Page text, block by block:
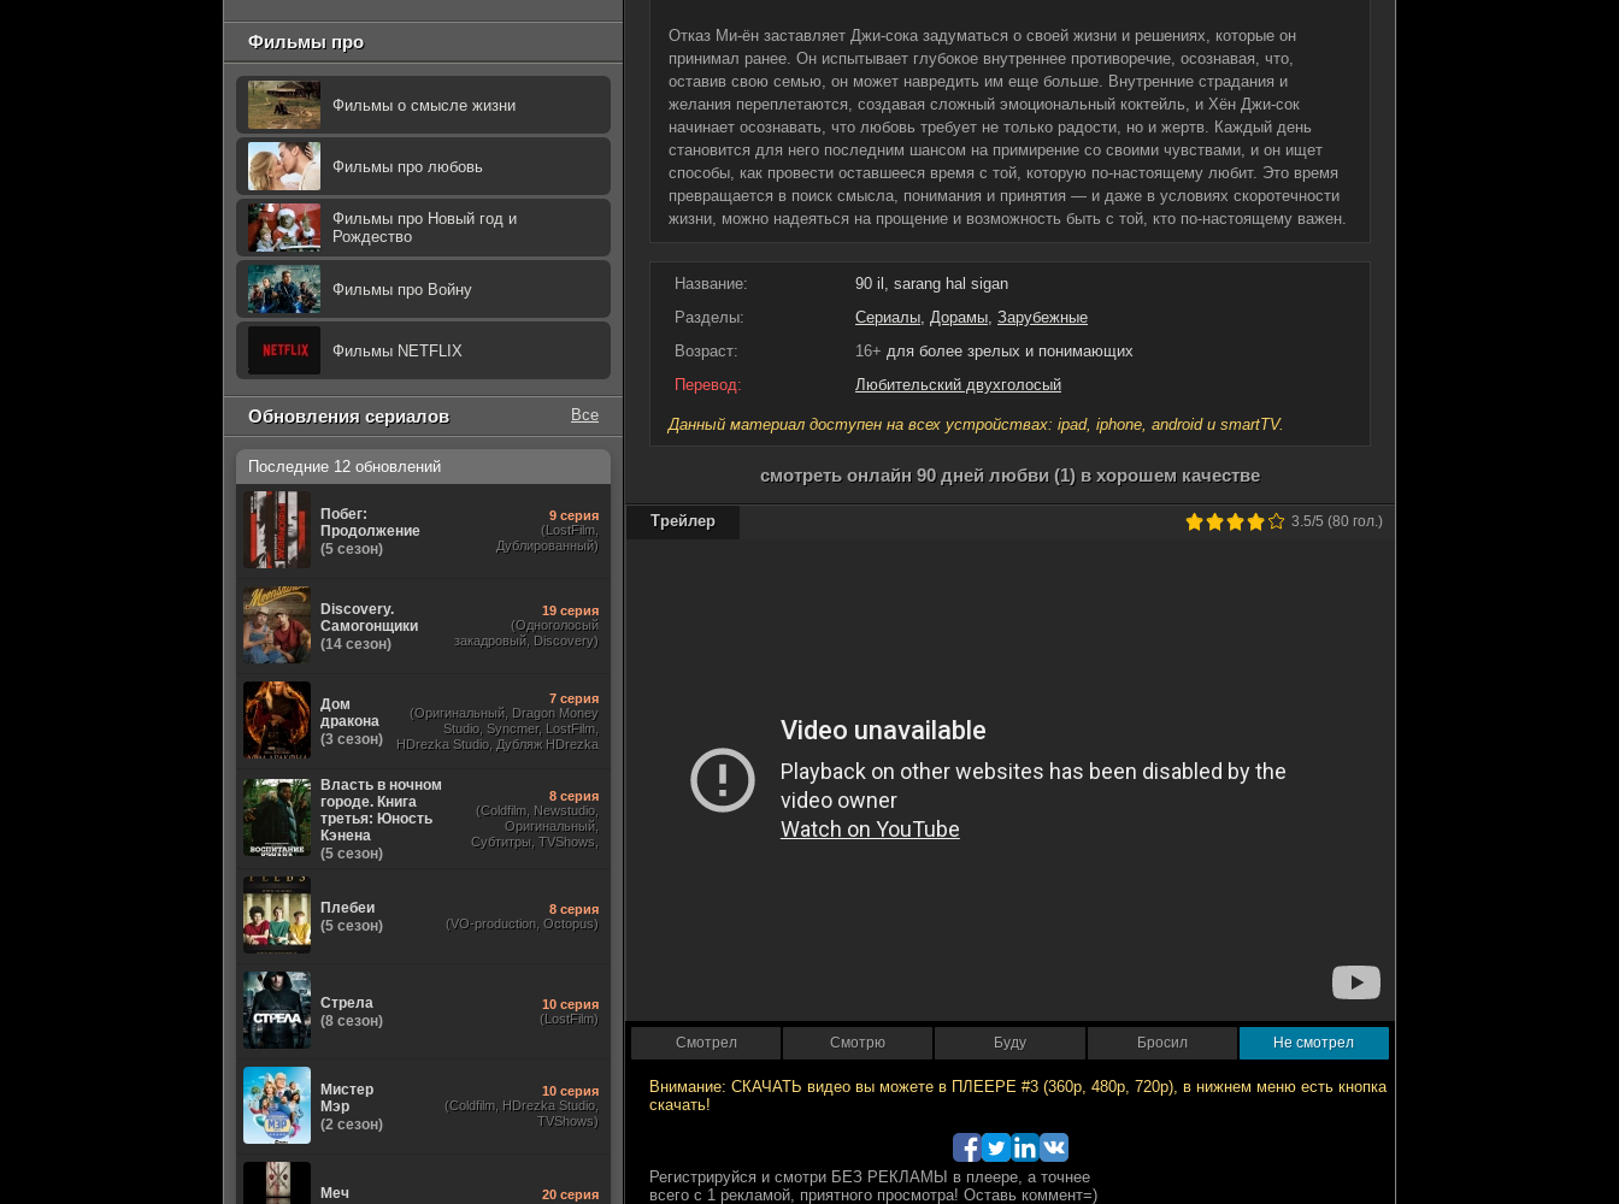
Отказ Ми-ён заставляет Джи-сока задуматься о своей жизни и решениях, которые он
принимал ранее. Он испытывает глубокое внутреннее противоречие, осознавая, что,
оставив свою семью, он может навредить им еще больше. Внутренние страдания и
желания переплетаются, создавая сложный эмоциональный коктейль, и Хён Джи-сок
начинает осознавать, что любовь требует не только радости, но и жертв. Каждый день
становится для него последним шансом на примирение со своими чувствами, и он ищет
способы, как провести оставшееся время с той, которую по-настоящему любит. Это время
превращается в поиск смысла, понимания и принятия — и даже в условиях скоротечности
жизни, можно надеяться на прощение и возможность быть с той, кто по-настоящему важен.
Название:
90 il, sarang hal sigan
Разделы:
Сериалы, Дорамы, Зарубежные
Возраст:
16+ для более зрелых и понимающих
Перевод:
Любительский двухголосый
Данный материал доступен на всех устройствах: ipad, iphone, android и smartTV.
смотреть онлайн 90 дней любви (1) в хорошем качестве
3.5/5 (80 гол.)
Трейлер
Смотрел Смотрю Буду Бросил Не смотрел
Фильмы про
Фильмы о смысле жизни
Фильмы про любовь
Фильмы про Новый год и
Рождество
Фильмы про Войну
Фильмы NETFLIX
Обновления сериалов Все
Последние 12 обновлений
Побег:
Продолжение
(5 сезон)
9 серия
(LostFilm,
Дублированный)
Discovery.
Самогонщики
(14 сезон)
19 серия
(Одноголосый
закадровый, Discovery)
Дом
дракона
(3 сезон)
7 серия
(Оригинальный, Dragon Money
Studio, Syncmer, LostFilm,
HDrezka Studio, Дубляж HDrezka
Власть в ночном
городе. Книга
третья: Юность
Кэнена
(5 сезон)
8 серия
(Coldfilm, Newstudio,
Оригинальный,
Субтитры, TVShows,
Плебеи
(5 сезон)
8 серия
(VO-production, Octopus)
Стрела
(8 сезон)
10 серия
(LostFilm)
Мистер
Мэр
(2 сезон)
10 серия
(Coldfilm, HDrezka Studio,
TVShows)
Меч
20 серия